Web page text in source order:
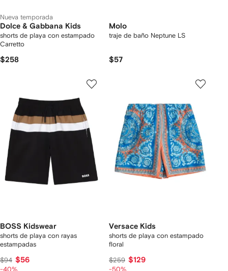
Nueva temporada
Dolce & Gabbana Kids
shorts de playa con estampado
Carretto
$258
Molo
traje de baño Neptune LS
$57
BOSS Kidswear
shorts de playa con rayas
estampadas
$94 $56
-40%
Versace Kids
shorts de playa con estampado
floral
$259 $129
-50%